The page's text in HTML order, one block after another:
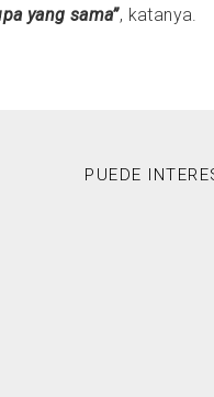
yang sama”, katanya.
PUEDE